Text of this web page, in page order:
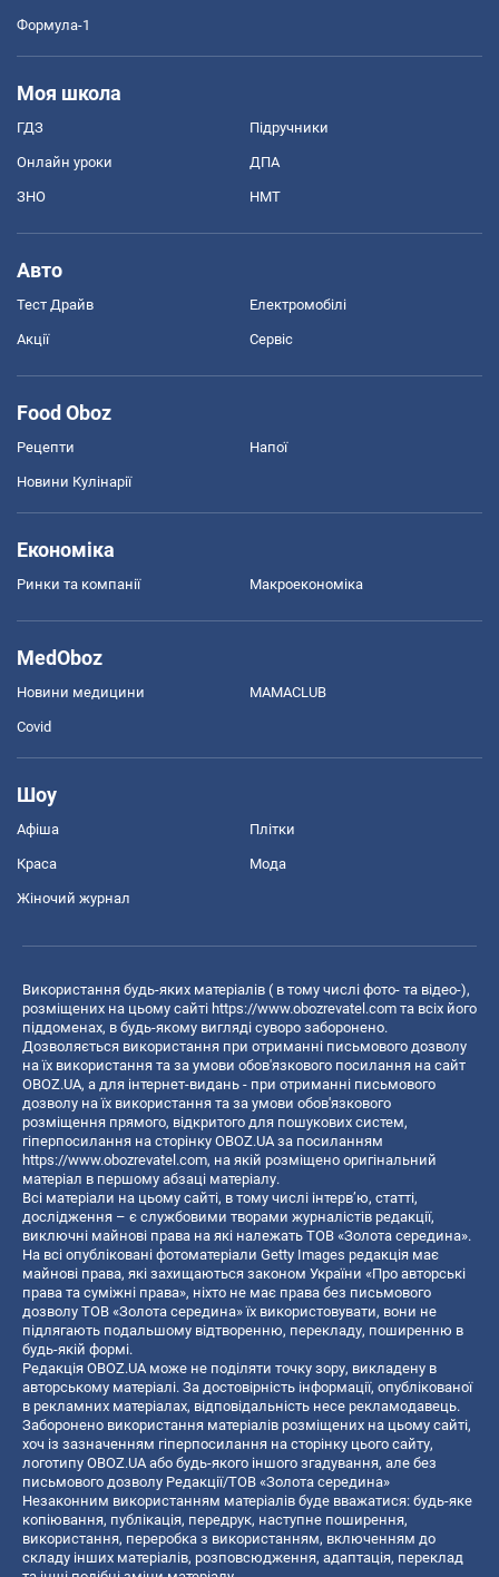
Формула-1
Моя школа
ГДЗ Підручники
Онлайн уроки ДПА
ЗНО НМТ
Авто
Тест Драйв Електромобілі
Акції Сервіс
Food Oboz
Рецепти Напої
Новини Кулінарії
Економіка
Ринки та компанії Макроекономіка
MedOboz
Новини медицини MAMACLUB
Covid
Шоу
Афіша Плітки
Краса Мода
Жіночий журнал
Використання будь-яких матеріалів ( в тому числі фото- та відео-),
розміщених на цьому сайті https://www.obozrevatel.com та всіх його
піддоменах, в будь-якому вигляді суворо заборонено.
Дозволяється використання при отриманні письмового дозволу
на їх використання та за умови обов'язкового посилання на сайт
OBOZ.UA, а для інтернет-видань - при отриманні письмового
дозволу на їх використання та за умови обов'язкового
розміщення прямого, відкритого для пошукових систем,
гіперпосилання на сторінку OBOZ.UA за посиланням
https://www.obozrevatel.com, на якій розміщено оригінальний
матеріал в першому абзаці матеріалу.
Всі матеріали на цьому сайті, в тому числі інтерв’ю, статті,
дослідження – є службовими творами журналістів редакції,
виключні майнові права на які належать ТОВ «Золота середина».
На всі опубліковані фотоматеріали Getty Images редакція має
майнові права, які захищаються законом України «Про авторські
права та суміжні права», ніхто не має права без письмового
дозволу ТОВ «Золота середина» їх використовувати, вони не
підлягають подальшому відтворенню, перекладу, поширенню в
будь-якій формі.
Редакція OBOZ.UA може не поділяти точку зору, викладену в
авторському матеріалі. За достовірність інформації, опублікованої
в рекламних матеріалах, відповідальність несе рекламодавець.
Заборонено використання матеріалів розміщених на цьому сайті,
хоч із зазначенням гіперпосилання на сторінку цього сайту,
логотипу OBOZ.UA або будь-якого іншого згадування, але без
письмового дозволу Редакції/ТОВ «Золота середина»
Незаконним використанням матеріалів буде вважатися: будь-яке
копiювання, публiкацiя, передрук, наступне поширення,
використання, переробка з використанням, включенням до
складу інших матеріалів, розповсюдження, адаптація, переклад